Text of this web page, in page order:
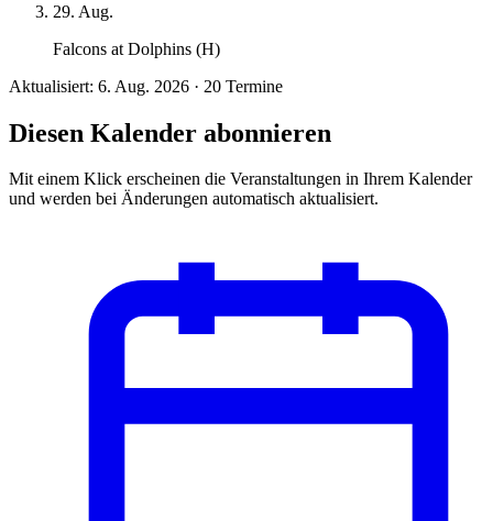
29. Aug.
Falcons at Dolphins (H)
Aktualisiert: 6. Aug. 2026 · 20 Termine
Diesen Kalender abonnieren
Mit einem Klick erscheinen die Veranstaltungen in Ihrem Kalender
und werden bei Änderungen automatisch aktualisiert.